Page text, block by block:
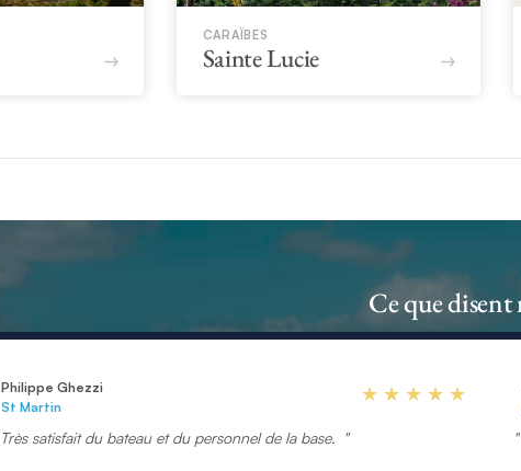
CARAÏBES
Sainte Lucie
Ce que disent
Philippe Ghezzi
St Martin
Très satisfait du bateau et du personnel de la base.